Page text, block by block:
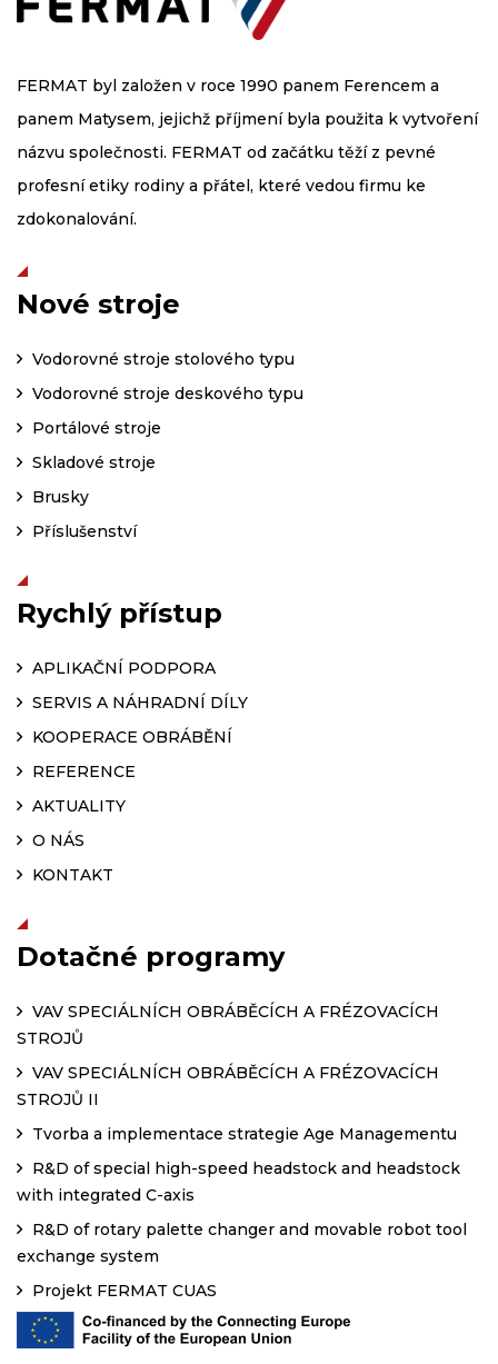
FERMAT byl založen v roce 1990 panem Ferencem a
panem Matysem, jejichž příjmení byla použita k vytvoření
názvu společnosti. FERMAT od začátku těží z pevné
profesní etiky rodiny a přátel, které vedou firmu ke
zdokonalování.
Nové stroje
Vodorovné stroje stolového typu
Vodorovné stroje deskového typu
Portálové stroje
Skladové stroje
Brusky
Příslušenství
Rychlý přístup
APLIKAČNÍ PODPORA
SERVIS A NÁHRADNÍ DÍLY
KOOPERACE OBRÁBĚNÍ
REFERENCE
AKTUALITY
O NÁS
KONTAKT
Dotačné programy
VAV SPECIÁLNÍCH OBRÁBĚCÍCH A FRÉZOVACÍCH
STROJŮ
VAV SPECIÁLNÍCH OBRÁBĚCÍCH A FRÉZOVACÍCH
STROJŮ II
Tvorba a implementace strategie Age Managementu
R&D of special high-speed headstock and headstock
with integrated C-axis
R&D of rotary palette changer and movable robot tool
exchange system
Projekt FERMAT CUAS